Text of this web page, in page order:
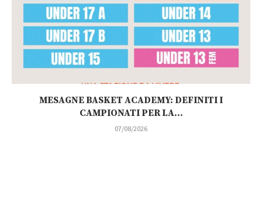
MESAGNE BASKET ACADEMY: DEFINITI I
CAMPIONATI PER LA...
07/08/2026